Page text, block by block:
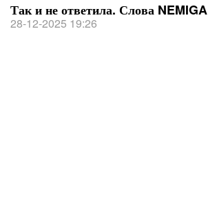
Так и не ответила. Слова NEMIGA
28-12-2025 19:26